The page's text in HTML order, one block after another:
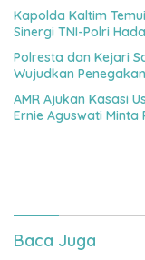
Kapolda Kaltim
Sinergi TNI-Polri
Polresta dan Kejari
Wujudkan
AMR Ajukan Kasasi
Ernie Aguswati Minta
Baca Juga